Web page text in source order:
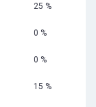
25 %
0 %
0 %
15 %